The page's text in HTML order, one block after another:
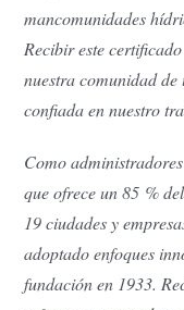
mancomunidades
Recibir este
nuestra comunidad
confiada en nuestro
Como
que ofrece un 85 %
19 ciudades y
adoptado enfoques
fundación en 1933.